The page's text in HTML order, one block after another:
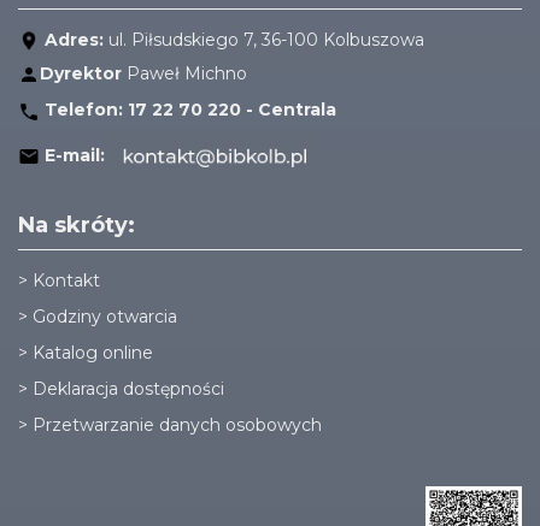
Adres: ul. Piłsudskiego 7, 36-100 Kolbuszowa
Dyrektor Paweł Michno
Telefon: 17 22 70 220 - Centrala
E-mail:
Na skróty:
> Kontakt
> Godziny otwarcia
> Katalog online
> Deklaracja dostępności
> Przetwarzanie danych osobowych